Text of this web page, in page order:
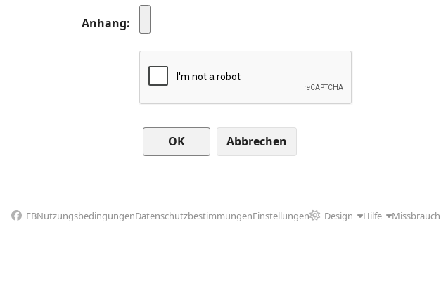
Anhang
Abbrechen
FBNutzungsbedingungenDatenschutzbestimmungenEinstellungen Design Hilfe